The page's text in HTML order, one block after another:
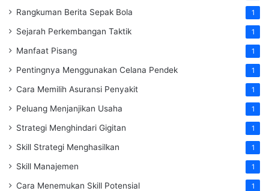
Rangkuman Berita Sepak Bola 1
Sejarah Perkembangan Taktik 1
Manfaat Pisang 1
Pentingnya Menggunakan Celana Pendek 1
Cara Memilih Asuransi Penyakit 1
Peluang Menjanjikan Usaha 1
Strategi Menghindari Gigitan 1
Skill Strategi Menghasilkan 1
Skill Manajemen 1
Cara Menemukan Skill Potensial 1